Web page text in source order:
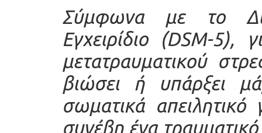
Σύμφωνα με το
Εγχειρίδιο (DSM-5),
μετατραυματικού
βιώσει ή υπάρξει
σωματικά
συνέβη ένα